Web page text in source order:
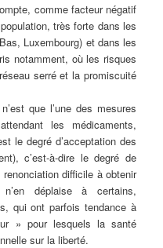
comme facteur négatif
très forte dans les
Luxembourg) et dans les
notamment, où les risques
serré et la promiscuité
que l’une des mesures
les médicaments,
le degré d’acceptation des
c’est-à-dire le degré de
difficile à obtenir
déplaise à certains,
qui ont parfois tendance à
» pour lesquels la santé
sur la liberté.